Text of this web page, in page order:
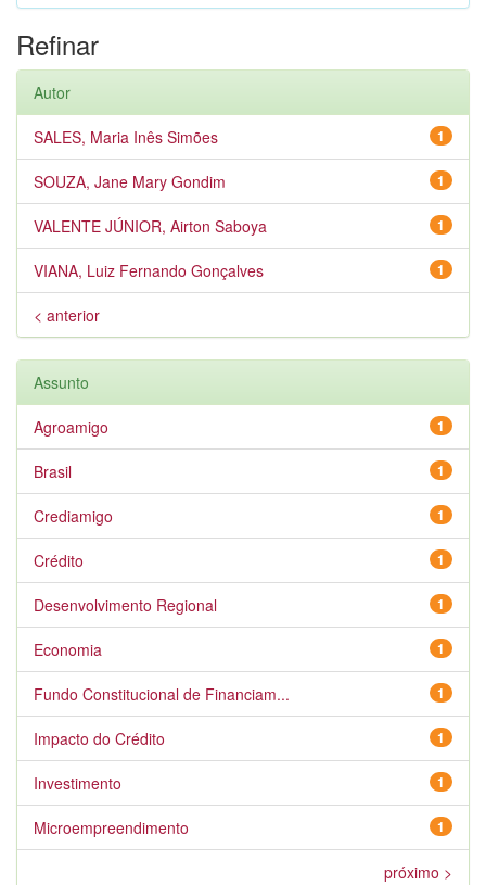
Refinar
Autor
1
SALES, Maria Inês Simões
1
SOUZA, Jane Mary Gondim
1
VALENTE JÚNIOR, Airton Saboya
1
VIANA, Luiz Fernando Gonçalves
< anterior
Assunto
1
Agroamigo
1
Brasil
1
Crediamigo
1
Crédito
1
Desenvolvimento Regional
1
Economia
1
Fundo Constitucional de Financiam...
1
Impacto do Crédito
1
Investimento
1
Microempreendimento
próximo >